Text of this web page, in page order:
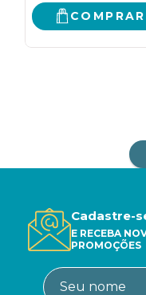
COMPRAR
Cadastre-
E RECEBA
PROMOÇÕES